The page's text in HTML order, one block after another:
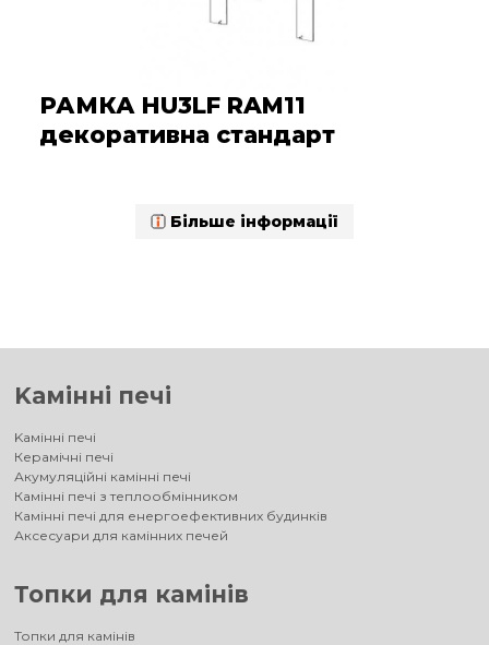
РАМКА HU3LF RAM11
декоративна стандарт
Більше інформації
Kамінні печі
Kамінні печі
Керамічні печі
Акумуляційні камінні печі
Камінні печі з теплообмінником
Камінні печі для енергоефективних будинків
Аксесуари для камінних печей
Топки для камінів
Топки для камінів